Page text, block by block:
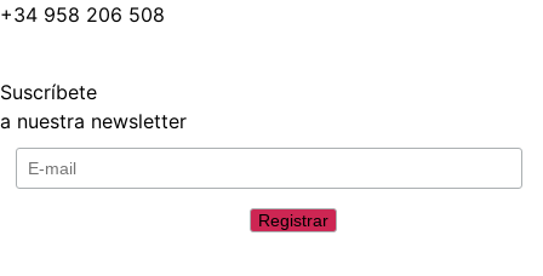
+34 958 206 508
Suscríbete
a nuestra newsletter